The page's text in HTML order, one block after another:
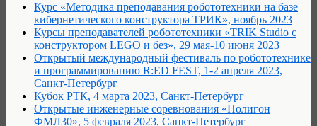
Курс «Методика преподавания робототехники на базе
кибернетического конструктора ТРИК», ноябрь 2023
Курсы преподавателей робототехники «TRIK Studio с
конструктором LEGO и без», 29 мая-10 июня 2023
Открытый международный фестиваль по робототехнике
и программированию R:ED FEST, 1-2 апреля 2023,
Санкт-Петербург
Кубок РТК, 4 марта 2023, Санкт-Петербург
Открытые инженерные соревнования «Полигон
ФМЛ30», 5 февраля 2023, Санкт-Петербург